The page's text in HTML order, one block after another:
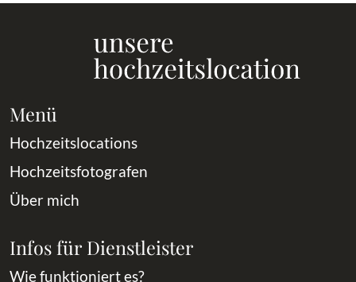
Menü
Hochzeitslocations
Hochzeitsfotografen
Über mich
Infos für Dienstleister
Wie funktioniert es?